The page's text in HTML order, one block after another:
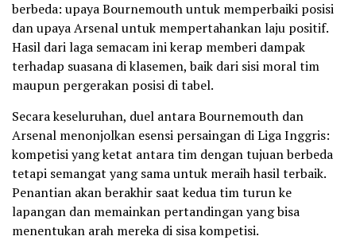
berbeda: upaya Bournemouth untuk memperbaiki posisi
dan upaya Arsenal untuk mempertahankan laju positif.
Hasil dari laga semacam ini kerap memberi dampak
terhadap suasana di klasemen, baik dari sisi moral tim
maupun pergerakan posisi di tabel.
Secara keseluruhan, duel antara Bournemouth dan
Arsenal menonjolkan esensi persaingan di Liga Inggris:
kompetisi yang ketat antara tim dengan tujuan berbeda
tetapi semangat yang sama untuk meraih hasil terbaik.
Penantian akan berakhir saat kedua tim turun ke
lapangan dan memainkan pertandingan yang bisa
menentukan arah mereka di sisa kompetisi.